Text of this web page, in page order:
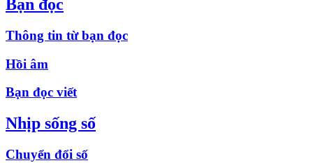
Bạn đọc
Thông tin từ bạn đọc
Hồi âm
Bạn đọc viết
Nhịp sống số
Chuyển đổi số